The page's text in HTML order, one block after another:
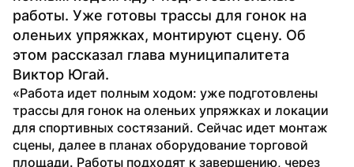
работы. Уже готовы трассы для гонок на
оленьих упряжках, монтируют сцену. Об
этом рассказал глава муниципалитета
Виктор Югай.
«Работа идет полным ходом: уже подготовлены
трассы для гонок на оленьих упряжках и локации
для спортивных состязаний. Сейчас идет монтаж
сцены, далее в планах оборудование торговой
площади. Работы подходят к завершению, через